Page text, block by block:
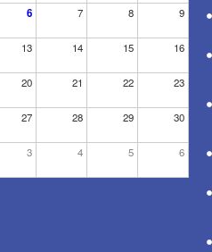
6 7 8 9
13 14 15 16
20 21 22 23
27 28 29 30
3 4 5 6